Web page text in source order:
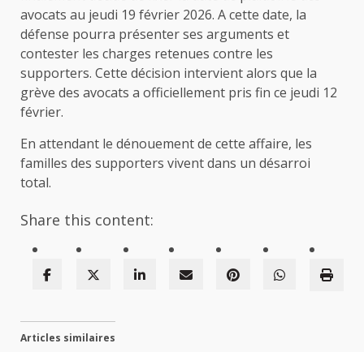
avocats au jeudi 19 février 2026. A cette date, la
défense pourra présenter ses arguments et
contester les charges retenues contre les
supporters. Cette décision intervient alors que la
grève des avocats a officiellement pris fin ce jeudi 12
février.
En attendant le dénouement de cette affaire, les
familles des supporters vivent dans un désarroi
total.
Share this content:
Articles similaires